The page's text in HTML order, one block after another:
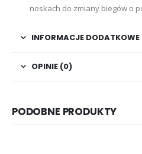
noskach do zmiany biegów o
INFORMACJE DODATKOWE
OPINIE (0)
PODOBNE PRODUKTY